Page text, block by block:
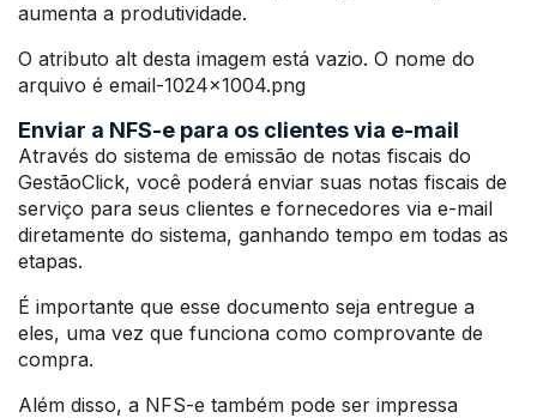
aumenta a produtividade.
O atributo alt desta imagem está vazio. O nome do
arquivo é email-1024×1004.png
Enviar a NFS-e para os clientes via e-mail
Através do sistema de emissão de notas fiscais do
GestãoClick, você poderá enviar suas notas fiscais de
serviço para seus clientes e fornecedores via e-mail
diretamente do sistema, ganhando tempo em todas as
etapas.
É importante que esse documento seja entregue a
eles, uma vez que funciona como comprovante de
compra.
Além disso, a NFS-e também pode ser impressa